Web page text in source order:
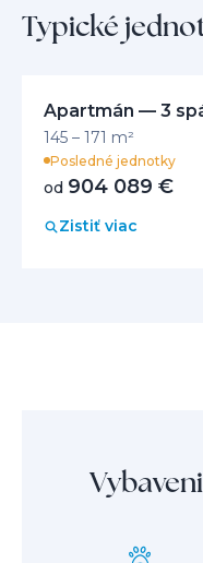
Typické
Apartmán — 3
145 – 171 m²
Posledné jednotky
od 904 089 €
Zistiť viac